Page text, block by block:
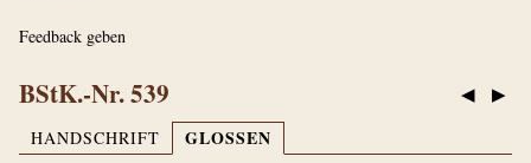
Feedback geben
◀ ▶
BStK.-Nr. 539
HANDSCHRIFT GLOSSEN